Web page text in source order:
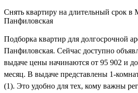
Снять квартиру на длительный срок в
Панфиловская
Подборка квартир для долгосрочной
Панфиловская. Сейчас доступно
выдаче цены начинаются от 95 902 и
месяц. В выдаче представлены 1-
(1). Это удобно для тех, кому важны